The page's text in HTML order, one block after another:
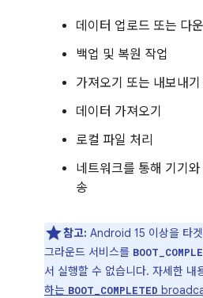
데이터 업로드 또는 다
백업 및 복원 작업
가져오기 또는 내보내기
데이터 가져오기
로컬 파일 처리
네트워크를 통해 기기
송
참고: Android 15 이상을 타
그라운드 서비스를
서 실행할 수 없습니다. 자세한 내
하는 BOOT_COMPLETED